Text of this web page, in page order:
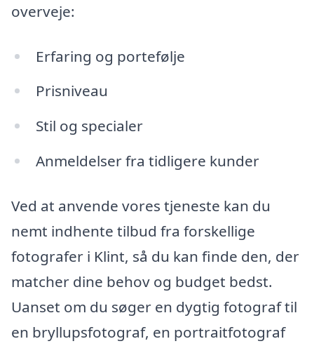
overveje:
Erfaring og portefølje
Prisniveau
Stil og specialer
Anmeldelser fra tidligere kunder
Ved at anvende vores tjeneste kan du
nemt indhente tilbud fra forskellige
fotografer i Klint, så du kan finde den, der
matcher dine behov og budget bedst.
Uanset om du søger en dygtig fotograf til
en bryllupsfotograf, en portraitfotograf